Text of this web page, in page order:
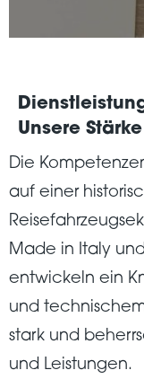
Unsere
Die
auf einer
Made in Italy
entwickeln ein
und
stark und
und Leistungen.